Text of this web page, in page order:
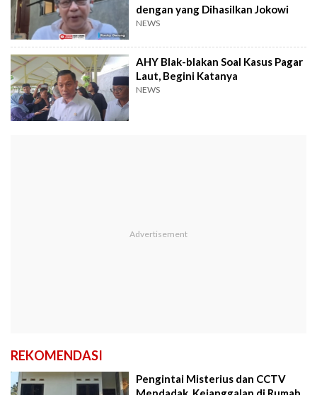
dengan yang Dihasilkan Jokowi
NEWS
AHY Blak-blakan Soal Kasus Pagar
Laut, Begini Katanya
NEWS
REKOMENDASI
Pengintai Misterius dan CCTV